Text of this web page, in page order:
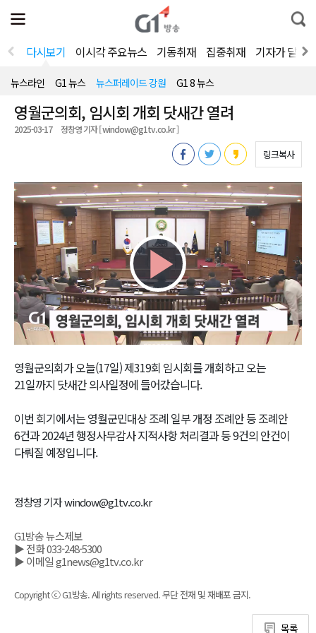
전
체
뉴
열
통
합
색
다시보기 이시각 주요뉴스 기동취재 집중취재 기자가 달려
뉴스라인 G1 뉴스 뉴스퍼레이드 강원 G1 8 뉴스
영월군의회, 임시회 개회 닷새간 열려
2025-03-17 정창영 기자 [ window@g1tv.co.kr ]
링크복사
Play
Video
영월군의회가 오늘(17일) 제319회 임시회를 개회하고 오는
21일까지 닷새간 의사일정에 들어갔습니다.
이번 회기에서는 영월군민대상 조례 일부 개정 조례안 등 조례안
6건과 2024년 행정사무감사 지적사항 처리결과 등 9건의 안건이
다뤄질 예정입니다.
정창영 기자 window@g1tv.co.kr
G1방송 뉴스제보
▶ 전화 033-248-5300
▶ 이메일 g1news@g1tv.co.kr
Copyright ⓒ G1방송. All rights reserved. 무단 전재 및 재배포 금지.
목록